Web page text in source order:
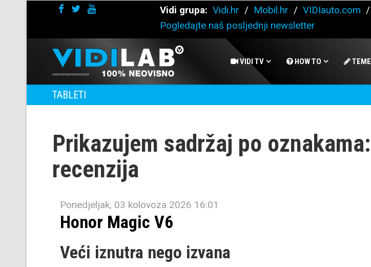
Vidi grupa: Vidi.hr / Mobil.hr / VIDIauto.com /
Pogledajte naš posljednji newsletter
VIDI TV HOW TO TEME
TABLETI
Prikazujem sadržaj po oznakama:
recenzija
Ponedjeljak, 03 kolovoza 2026 16:01
Honor Magic V6
Veći iznutra nego izvana